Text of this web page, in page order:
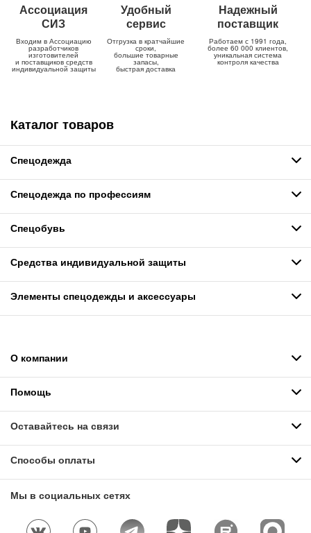
Ассоциация
СИЗ
Входим в Ассоциацию
разработчиков
изготовителей
и поставщиков средств
индивидуальной защиты
Удобный
сервис
Отгрузка в кратчайшие
сроки,
большие товарные
запасы,
быстрая доставка
Надежный
поставщик
Работаем с 1991 года,
более 60 000 клиентов,
уникальная система
контроля качества
Каталог товаров
Спецодежда
Спецодежда по профессиям
Спецобувь
Средства индивидуальной защиты
Элементы спецодежды и аксессуары
О компании
Помощь
Оставайтесь на связи
Способы оплаты
Мы в социальных сетях